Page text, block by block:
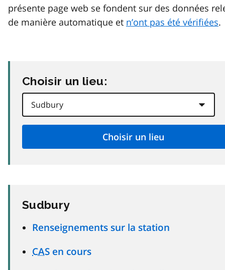
présente page web se fondent sur des données
de manière automatique et n’ont pas été vérifiées.
Choisir un lieu:
Sudbury
Renseignements sur la station
CAS en cours